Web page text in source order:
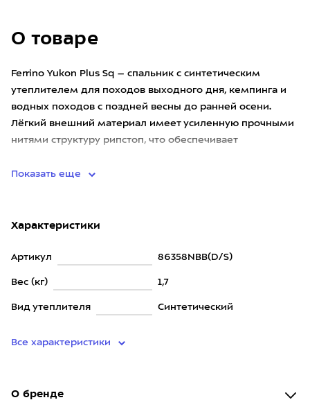
О товаре
Ferrino Yukon Plus Sq – спальник с синтетическим
утеплителем для походов выходного дня, кемпинга и
водных походов с поздней весны до ранней осени.
Лёгкий внешний материал имеет усиленную прочными
нитями структуру рипстоп, что обеспечивает
Показать еще
Характеристики
Артикул 86358NBB(D/S)
Вес (кг) 1,7
Вид утеплителя Синтетический
Все характеристики
О бренде